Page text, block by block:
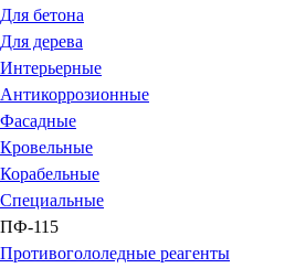
Для бетона
Для дерева
Интерьерные
Антикоррозионные
Фасадные
Кровельные
Корабельные
Специальные
ПФ-115
Противогололедные реагенты